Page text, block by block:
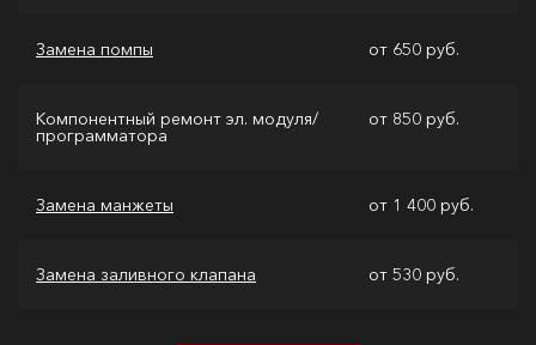
Замена помпы от 650 руб.
Компонентный ремонт эл. модуля/
программатора
от 850 руб.
Замена манжеты от 1 400 руб.
Замена заливного клапана от 530 руб.